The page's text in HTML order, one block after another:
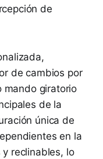
de
de cambios por
mando giratorio
de la
única de
en la
reclinables, lo